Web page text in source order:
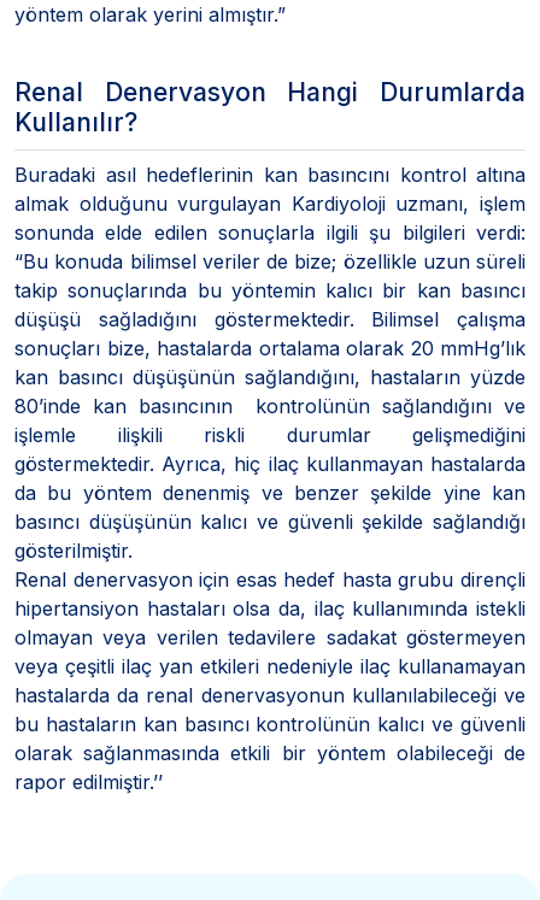
yöntem olarak yerini almıştır.”
Renal Denervasyon Hangi Durumlarda
Kullanılır?
Buradaki asıl hedeflerinin kan basıncını kontrol altına
almak olduğunu vurgulayan Kardiyoloji uzmanı, işlem
sonunda elde edilen sonuçlarla ilgili şu bilgileri verdi:
“Bu konuda bilimsel veriler de bize; özellikle uzun süreli
takip sonuçlarında bu yöntemin kalıcı bir kan basıncı
düşüşü sağladığını göstermektedir. Bilimsel çalışma
sonuçları bize, hastalarda ortalama olarak 20 mmHg’lık
kan basıncı düşüşünün sağlandığını, hastaların yüzde
80’inde kan basıncının kontrolünün sağlandığını ve
işlemle ilişkili riskli durumlar gelişmediğini
göstermektedir. Ayrıca, hiç ilaç kullanmayan hastalarda
da bu yöntem denenmiş ve benzer şekilde yine kan
basıncı düşüşünün kalıcı ve güvenli şekilde sağlandığı
gösterilmiştir.
Renal denervasyon için esas hedef hasta grubu dirençli
hipertansiyon hastaları olsa da, ilaç kullanımında istekli
olmayan veya verilen tedavilere sadakat göstermeyen
veya çeşitli ilaç yan etkileri nedeniyle ilaç kullanamayan
hastalarda da renal denervasyonun kullanılabileceği ve
bu hastaların kan basıncı kontrolünün kalıcı ve güvenli
olarak sağlanmasında etkili bir yöntem olabileceği de
rapor edilmiştir.’’